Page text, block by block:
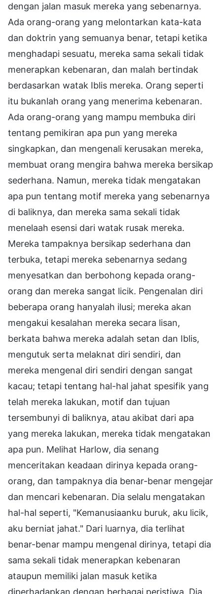
dengan jalan masuk mereka yang sebenarnya.
Ada orang-orang yang melontarkan kata-kata
dan doktrin yang semuanya benar, tetapi ketika
menghadapi sesuatu, mereka sama sekali tidak
menerapkan kebenaran, dan malah bertindak
berdasarkan watak Iblis mereka. Orang seperti
itu bukanlah orang yang menerima kebenaran.
Ada orang-orang yang mampu membuka diri
tentang pemikiran apa pun yang mereka
singkapkan, dan mengenali kerusakan mereka,
membuat orang mengira bahwa mereka bersikap
sederhana. Namun, mereka tidak mengatakan
apa pun tentang motif mereka yang sebenarnya
di baliknya, dan mereka sama sekali tidak
menelaah esensi dari watak rusak mereka.
Mereka tampaknya bersikap sederhana dan
terbuka, tetapi mereka sebenarnya sedang
menyesatkan dan berbohong kepada orang-
orang dan mereka sangat licik. Pengenalan diri
beberapa orang hanyalah ilusi; mereka akan
mengakui kesalahan mereka secara lisan,
berkata bahwa mereka adalah setan dan Iblis,
mengutuk serta melaknat diri sendiri, dan
mereka mengenal diri sendiri dengan sangat
kacau; tetapi tentang hal-hal jahat spesifik yang
telah mereka lakukan, motif dan tujuan
tersembunyi di baliknya, atau akibat dari apa
yang mereka lakukan, mereka tidak mengatakan
apa pun. Melihat Harlow, dia senang
menceritakan keadaan dirinya kepada orang-
orang, dan tampaknya dia benar-benar mengejar
dan mencari kebenaran. Dia selalu mengatakan
hal-hal seperti, "Kemanusiaanku buruk, aku licik,
aku berniat jahat." Dari luarnya, dia terlihat
benar-benar mampu mengenal dirinya, tetapi dia
sama sekali tidak menerapkan kebenaran
ataupun memiliki jalan masuk ketika
diperhadapkan dengan berbagai peristiwa. Dia